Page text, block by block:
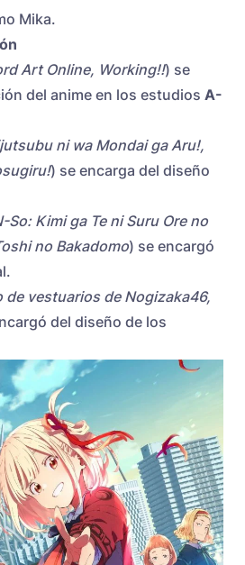
Mika.
Art Online, Working!!) se
del anime en los estudios A-
ni wa Mondai ga Aru!,
) se encarga del diseño
So: Kimi ga Te ni Suru Ore no
no Bakadomo) se encargó
de vestuarios de Nogizaka46,
del diseño de los